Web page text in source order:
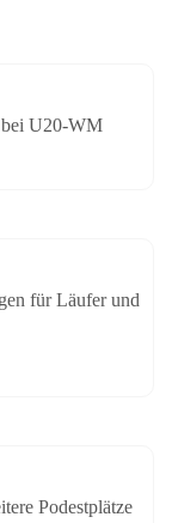
bei U20-WM
für Läufer und
Podestplätze